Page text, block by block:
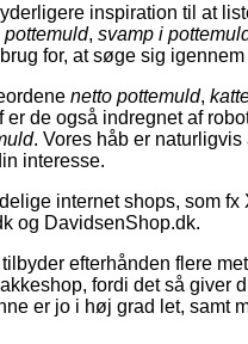
inspiration til at
pottemuld, svamp i
for, at søge sig
netto pottemuld,
de også indregnet af
. Vores håb er
interesse.
internet shops, som
og DavidsenShop.dk.
efterhånden flere
fordi det så giver
er jo i høj grad let, samt